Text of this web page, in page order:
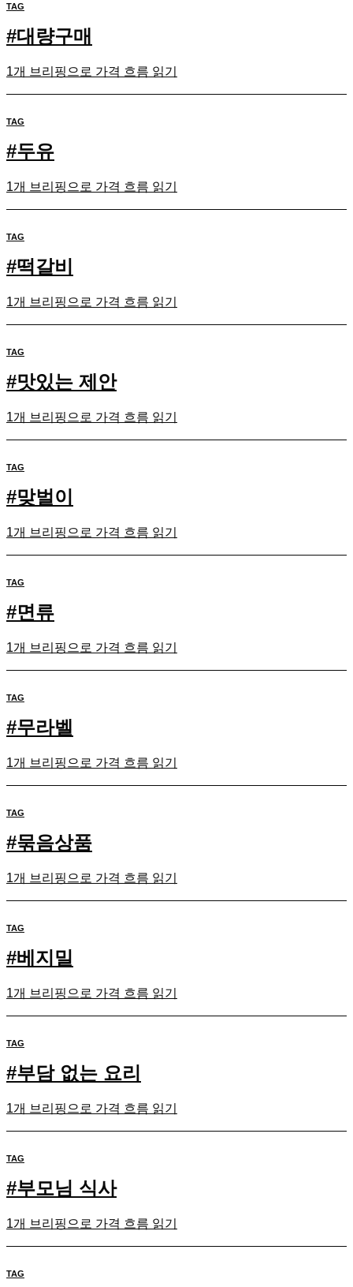
TAG
#대량구매
1개 브리핑으로 가격 흐름 읽기
TAG
#두유
1개 브리핑으로 가격 흐름 읽기
TAG
#떡갈비
1개 브리핑으로 가격 흐름 읽기
TAG
#맛있는 제안
1개 브리핑으로 가격 흐름 읽기
TAG
#맞벌이
1개 브리핑으로 가격 흐름 읽기
TAG
#면류
1개 브리핑으로 가격 흐름 읽기
TAG
#무라벨
1개 브리핑으로 가격 흐름 읽기
TAG
#묶음상품
1개 브리핑으로 가격 흐름 읽기
TAG
#베지밀
1개 브리핑으로 가격 흐름 읽기
TAG
#부담 없는 요리
1개 브리핑으로 가격 흐름 읽기
TAG
#부모님 식사
1개 브리핑으로 가격 흐름 읽기
TAG